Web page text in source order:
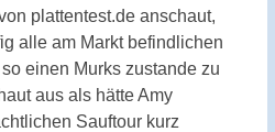
plattentest.de anschaut,
alle am Markt befindlichen
einen Murks zustande zu
aus als hätte Amy
Sauftour kurz